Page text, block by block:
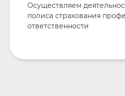
Осуществляем
полиса страхования
ответственности